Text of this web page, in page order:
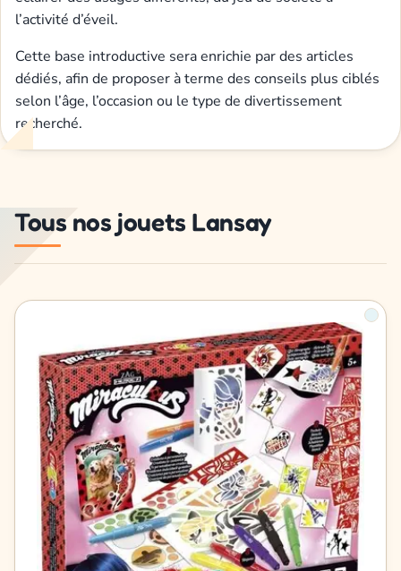
l’activité d’éveil.
Cette base introductive sera enrichie par des articles
dédiés, afin de proposer à terme des conseils plus ciblés
selon l’âge, l’occasion ou le type de divertissement
recherché.
Tous nos jouets Lansay